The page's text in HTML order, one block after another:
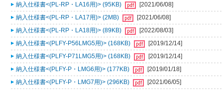
納入仕様書<(PL-RP・LA16用)> (95KB)
[2021/06/08]
納入仕様書<(PL-RP・LA17用)> (2MB)
[2021/06/08]
納入仕様書<(PL-RP・LA18用)> (89KB)
[2022/08/03]
納入仕様書<(PLFY-P56LMG5用)> (168KB)
[2019/12/14]
納入仕様書<(PLFY-P71LMG5用)> (168KB)
[2019/12/14]
納入仕様書<(PLFY-P・LMG6用)> (177KB)
[2019/01/18]
納入仕様書<(PLFY-P・LMG7用)> (296KB)
[2021/06/05]